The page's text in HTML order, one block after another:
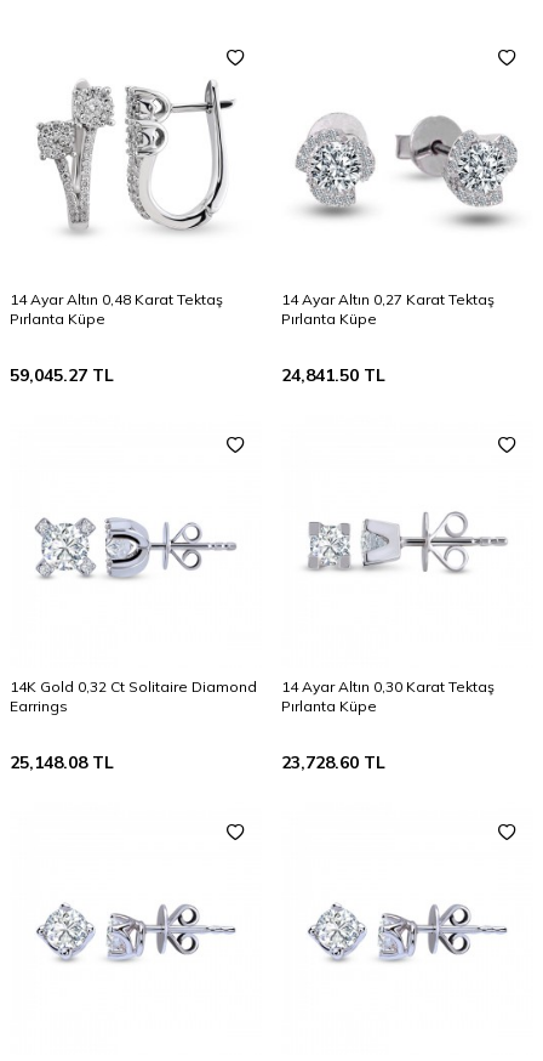
14 Ayar Altın 0,48 Karat Tektaş
Pırlanta Küpe
59,045.27 TL
14 Ayar Altın 0,27 Karat Tektaş
Pırlanta Küpe
24,841.50 TL
14K Gold 0,32 Ct Solitaire Diamond
Earrings
25,148.08TL
14 Ayar Altın 0,30 Karat Tektaş
Pırlanta Küpe
23,728.60 TL